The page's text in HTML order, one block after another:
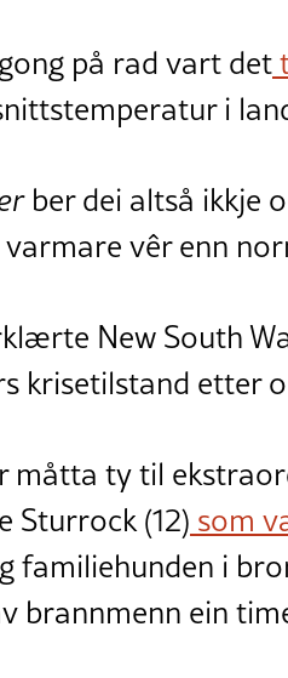
på rad vart det
i
ber dei altså ikkje
vêr enn
New South
krisetilstand etter
måtta ty til
Sturrock (12) som
familiehunden i
brannmenn ein